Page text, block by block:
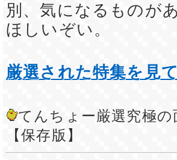
別、気になるものが
ほしいぞい。
厳選された特集を見
てんちょー厳選究極
【保存版】